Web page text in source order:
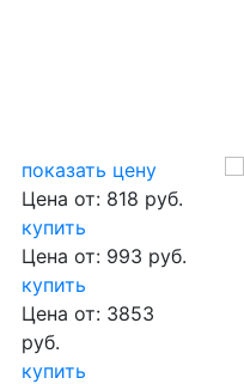
показать цену
Цена от: 818 руб.
купить
Цена от: 993 руб.
купить
Цена от: 3853
руб.
купить